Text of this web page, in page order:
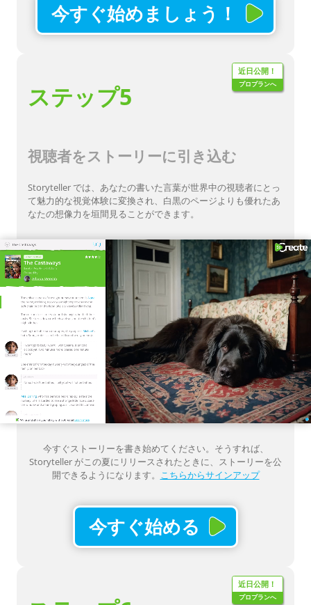
今すぐ始めましょう！
ステップ5
近日公開！
プロプランへ
視聴者をストーリーに引き込む
Storyteller では、あなたの書いた言葉が世界中の視聴者にとっ
て魅力的な視覚体験に変換され、白黒のページよりも優れたあ
なたの想像力を垣間見ることができます。
今すぐストーリーを書き始めてください。そうすれば、
Storyteller がこの夏にリリースされたときに、ストーリーを公
開できるようになります。 こちらからサインアップ
今すぐ始める
近日公開！
プロプランへ